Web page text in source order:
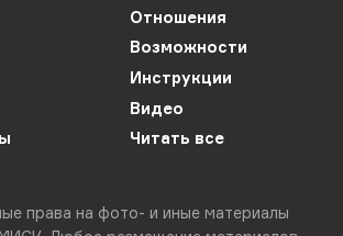
Отношения
Возможности
Инструкции
Видео
Читать все
права на фото- и иные материалы